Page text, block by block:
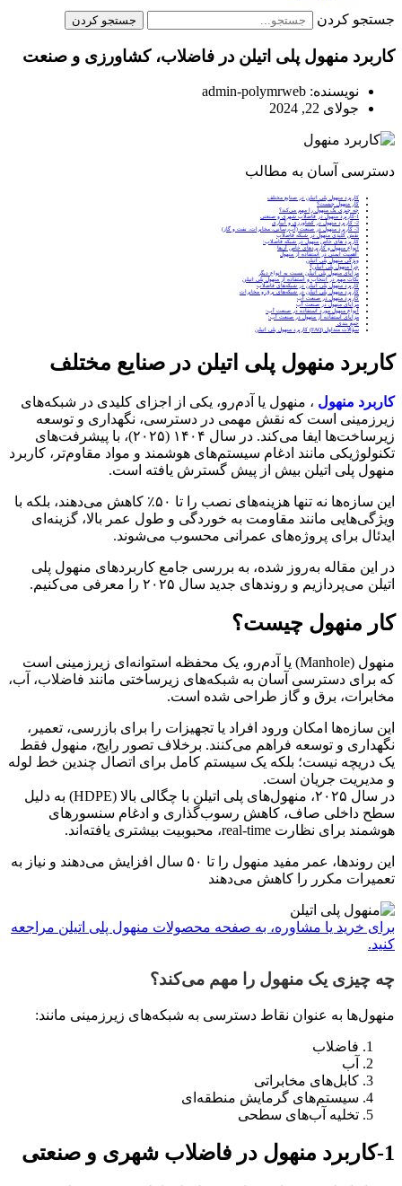
جستجو کردن جستجو کردن
کاربرد منهول پلی اتیلن در فاضلاب، کشاورزی و صنعت
نویسنده:
جولای 22, 2024
دسترسی آسان به مطالب
کاربرد منهول پلی اتیلن در صنایع مختلف
کار منهول چیست؟
چه چیزی یک منهول را مهم می‌کند؟
1-کاربرد منهول در فاضلاب شهری و صنعتی
2- کاربرد منهول در کشاورزی و آبیاری
3- کاربرد منهول در صنعت (آب‌رسانی، مخابرات، نفت و گاز)
نقش کلیدی منهول در شبکه فاضلاب
کاربرد های خاص منهول در شبکه فاضلاب:
انواع منهول و کاربردهای خاص آن‌ها
اهمیت ایمنی در استفاده از منهول
ویژگی منهول پلی اتیلن
چرا منهول پلی اتیلن؟
مزایای منهول پلی اتیلن نسبت به انواع دیگر
نکات مهم در انتخاب و استفاده از منهول پلی اتیلن
کاربرد منهول پلی اتیلن در شبکه‌های فاضلاب
کاربرد منهول پلی اتیلن در شبکه‌های برق و مخابرات
کاربرد منهول در صنعت آب
مزایای منهول در صنعت آب
انواع منهول مورد استفاده در صنعت آب:
مزایای استفاده از منهول در صنعت آب:
جمع بندی
سؤالات متداول (FAQ) کاربرد منهول پلی اتیلن
کاربرد منهول پلی اتیلن در صنایع مختلف
کاربرد منهول ، منهول یا آدم‌رو، یکی از اجزای کلیدی در شبکه‌های
زیرزمینی است که نقش مهمی در دسترسی، نگهداری و توسعه
زیرساخت‌ها ایفا می‌کند. در سال ۱۴۰۴ (۲۰۲۵)، با پیشرفت‌های
تکنولوژیکی مانند ادغام سیستم‌های هوشمند و مواد مقاوم‌تر، کاربرد
منهول پلی اتیلن بیش از پیش گسترش یافته است.
این سازه‌ها نه تنها هزینه‌های نصب را تا ۵۰٪ کاهش می‌دهند، بلکه با
ویژگی‌هایی مانند مقاومت به خوردگی و طول عمر بالا، گزینه‌ای
ایدئال برای پروژه‌های عمرانی محسوب می‌شوند.
در این مقاله به‌روز شده، به بررسی جامع کاربردهای منهول پلی
اتیلن می‌پردازیم و روندهای جدید سال ۲۰۲۵ را معرفی می‌کنیم.
کار منهول چیست؟
منهول (Manhole) یا آدم‌رو، یک محفظه استوانه‌ای زیرزمینی است
که برای دسترسی آسان به شبکه‌های زیرساختی مانند فاضلاب، آب،
مخابرات، برق و گاز طراحی شده است.
این سازه‌ها امکان ورود افراد یا تجهیزات را برای بازرسی، تعمیر،
نگهداری و توسعه فراهم می‌کنند. برخلاف تصور رایج، منهول فقط
یک دریچه نیست؛ بلکه یک سیستم کامل برای اتصال چندین خط لوله
و مدیریت جریان است.
در سال ۲۰۲۵، منهول‌های پلی اتیلن با چگالی بالا (HDPE) به دلیل
سطح داخلی صاف، کاهش رسوب‌گذاری و ادغام سنسورهای
هوشمند برای نظارت real-time، محبوبیت بیشتری یافته‌اند.
این روندها، عمر مفید منهول را تا ۵۰ سال افزایش می‌دهند و نیاز به
تعمیرات مکرر را کاهش می‌دهند
برای خرید یا مشاوره، به صفحه محصولات منهول پلی اتیلن مراجعه
کنید.
چه چیزی یک منهول را مهم می‌کند؟
منهول‌ها به عنوان نقاط دسترسی به شبکه‌های زیرزمینی مانند:
فاضلاب
آب
کابل‌های مخابراتی
سیستم‌های گرمایش منطقه‌ای
تخلیه آب‌های سطحی
1-کاربرد منهول در فاضلاب شهری و صنعتی